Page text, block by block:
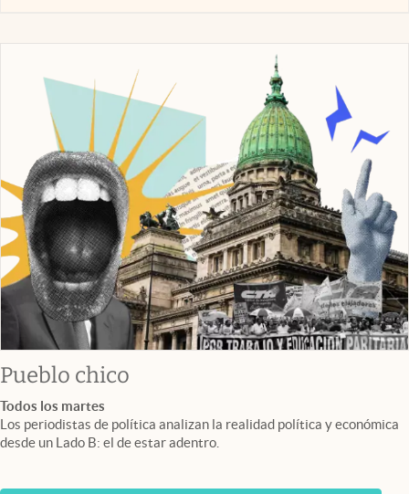
Pueblo chico
Todos los martes
Los periodistas de política analizan la realidad política y económica
desde un Lado B: el de estar adentro.